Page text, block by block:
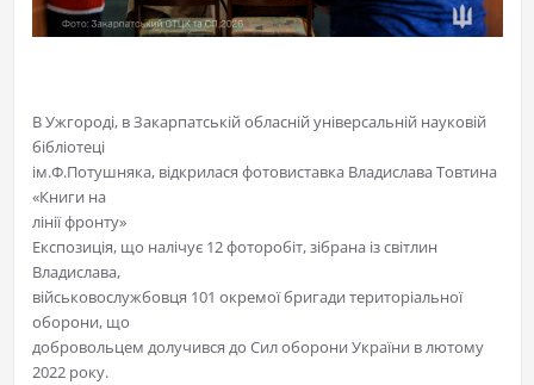
В Ужгороді, в Закарпатській обласній універсальній науковій
бібліотеці
ім.Ф.Потушняка, відкрилася фотовиставка Владислава Товтина
«Книги на
лінії фронту»
Експозиція, що налічує 12 фоторобіт, зібрана із світлин
Владислава,
військовослужбовця 101 окремої бригади територіальної
оборони, що
добровольцем долучився до Сил оборони України в лютому
2022 року.